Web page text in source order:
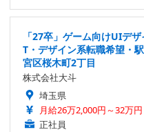
「27卒」ゲーム向けUIデ
T・デザイン系転職希望・
宮区桜木町2丁目
株式会社大斗
埼玉県
月給26万2,000円～32万円
正社員